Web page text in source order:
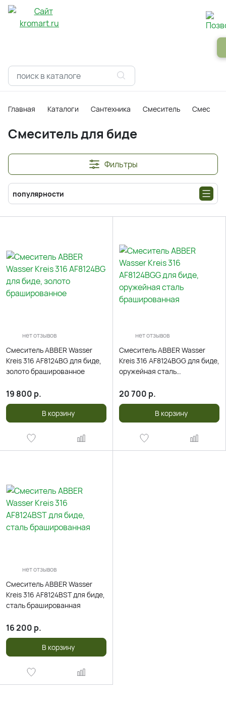
Главная Каталоги Сантехника Смеситель
Смеситель для биде
Фильтры
популярности
нет отзывов
Смеситель ABBER Wasser
Kreis 316 AF8124BG для биде,
золото брашированное
19 800 р.
В корзину
нет отзывов
Смеситель ABBER Wasser
Kreis 316 AF8124BGG для биде,
оружейная сталь
20 700 р.
В корзину
нет отзывов
Смеситель ABBER Wasser
Kreis 316 AF8124BST для биде,
сталь брашированная
16 200 р.
В корзину